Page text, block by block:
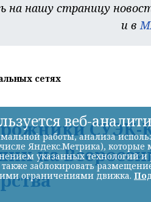
на нашу страницу
и в
сетях
СУЭК-
на
веб-
работы, анализа
Яндекс.Метрика),
указанных технологий
также заблокировать
ограничениями движка.